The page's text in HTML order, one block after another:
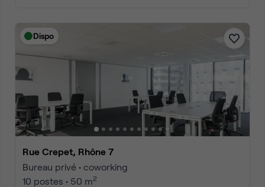
Dispo
Rue Crepet, Rhône 7
Bureau privé • coworking
10 postes • 50 m2